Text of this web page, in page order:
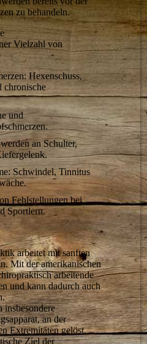
zu behandeln.
Vielzahl von
Hexenschuss,
chronische
und
an Schulter,
Schwindel, Tinnitus
Fehlstellungen bei
Sportlern.
arbeitet mit sanften
Mit der amerikanischen
arbeitende
und kann dadurch auch
an der
Extremitäten gelöst.
Ziel der